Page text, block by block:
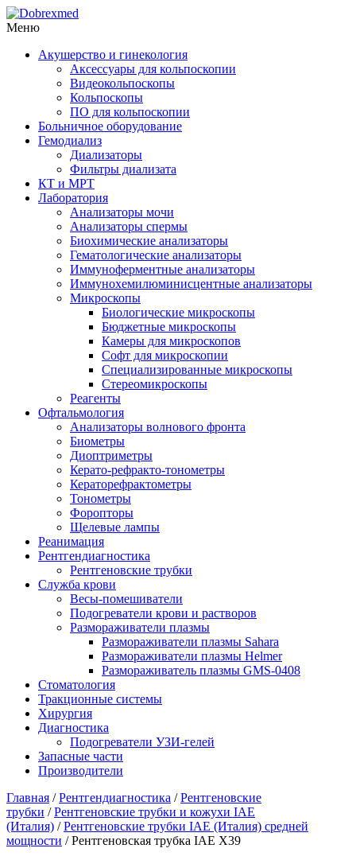
Меню
Акушерство и гинекология
Аксессуары для кольпоскопии
Видеокольпоскопы
Кольпоскопы
ПО для кольпоскопии
Больничное оборудование
Гемодиализ
Диализаторы
Фильтры диализата
КТ и МРТ
Лаборатория
Анализаторы мочи
Анализаторы спермы
Биохимические анализаторы
Гематологические анализаторы
Иммуноферментные анализаторы
Иммунохемилюминисцентные анализаторы
Микроскопы
Биологические микроскопы
Бюджетные микроскопы
Камеры для микроскопов
Софт для микроскопии
Специализированные микроскопы
Стереомикроскопы
Реагенты
Офтальмология
Анализаторы волнового фронта
Биометры
Диоптриметры
Керато-рефракто-тонометры
Кераторефрактометры
Тонометры
Форопторы
Щелевые лампы
Реанимация
Рентгендиагностика
Рентгеновские трубки
Служба крови
Весы-помешиватели
Подогреватели крови и растворов
Размораживатели плазмы
Размораживатели плазмы Sahara
Размораживатели плазмы Helmer
Размораживатель плазмы GMS-0408
Стоматология
Тракционные системы
Хирургия
Диагностика
Подогреватели УЗИ-гелей
Запасные части
Производители
Главная /Рентгендиагностика /Рентгеновские
трубки /Рентгеновские трубки и кожухи IAE
(Италия) /Рентгеновские трубки IAE (Италия) средней
мощности / Рентгеновская трубка IAE X39